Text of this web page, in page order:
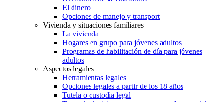
El dinero
Opciones de manejo y transport
Vivienda y situaciones familiares
La vivienda
Hogares en grupo para jóvenes adultos
Programas de habilitación de día para jóvenes
adultos
Aspectos legales
Herramientas legales
Opciones legales a partir de los 18 años
Tutela o custodia legal